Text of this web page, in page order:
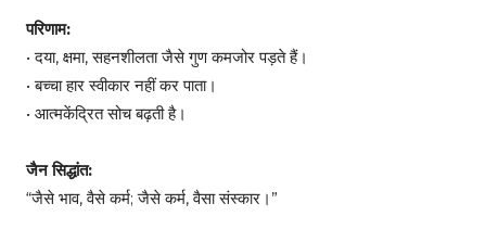
परिणाम:
• दया, क्षमा, सहनशीलता जैसे गुण कमजोर पड़ते हैं।
• बच्चा हार स्वीकार नहीं कर पाता।
• आत्मकेंद्रित सोच बढ़ती है।
जैन सिद्धांत:
“जैसे भाव, वैसे कर्म; जैसे कर्म, वैसा संस्कार।”